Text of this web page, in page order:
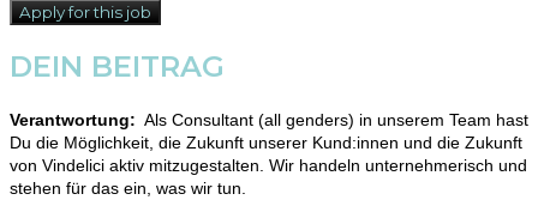
Apply for this job
DEIN BEITRAG
Verantwortung: Als Consultant (all genders) in unserem Team hast
Du die Möglichkeit, die Zukunft unserer Kund:innen und die Zukunft
von Vindelici aktiv mitzugestalten. Wir handeln unternehmerisch und
stehen für das ein, was wir tun.